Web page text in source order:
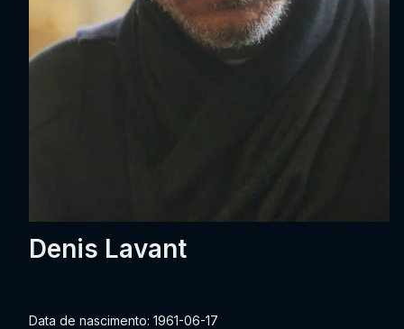
Denis Lavant
Data de nascimento: 1961-06-17